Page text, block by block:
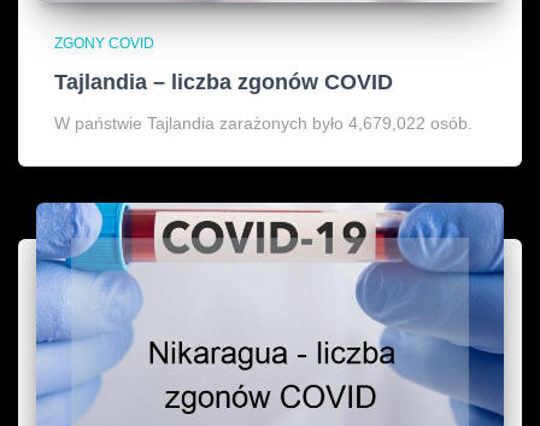
ZGONY COVID
Tajlandia – liczba zgonów COVID
W państwie Tajlandia zarażonych było 4,679,022 osób.